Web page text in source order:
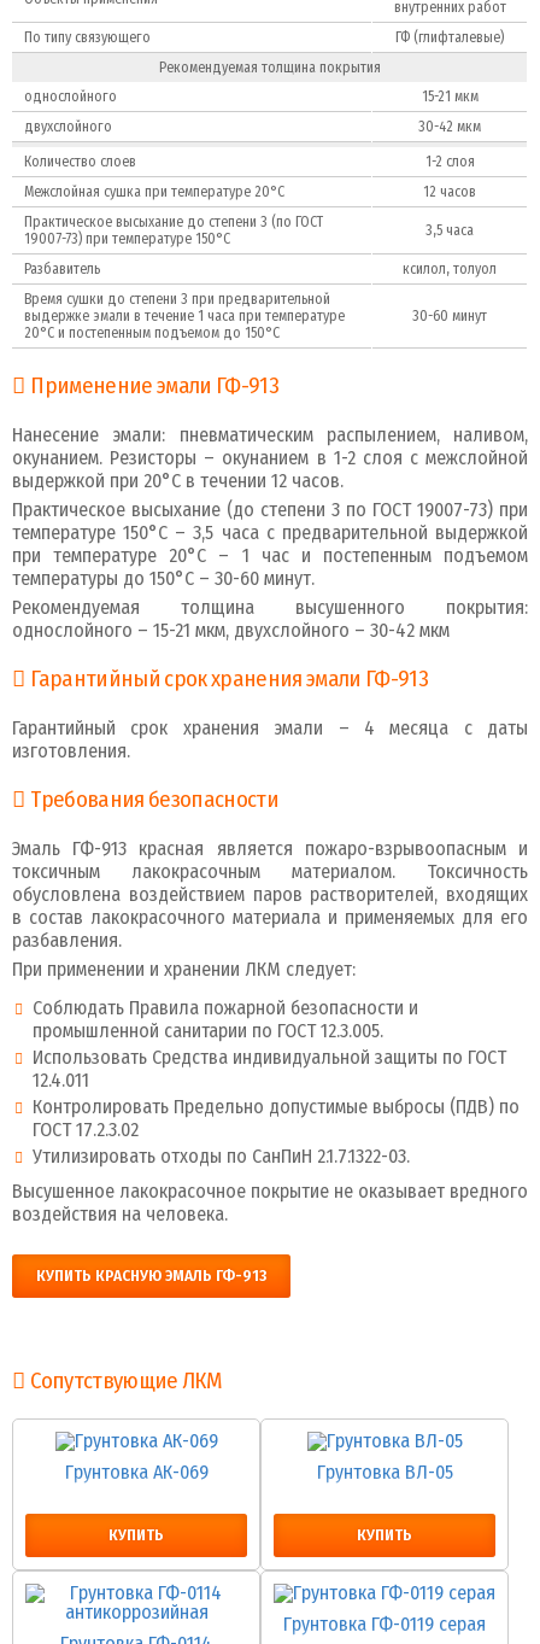
внутренних работ
По типу связующего
ГФ (глифталевые)
Рекомендуемая толщина покрытия
однослойного
15-21 мкм
двухслойного
30-42 мкм
Количество слоев
1-2 слоя
Межслойная сушка при температуре 20°С
12 часов
Практическое высыхание до степени 3 (по ГОСТ
19007-73) при температуре 150°С
3,5 часа
Разбавитель
ксилол, толуол
Время сушки до степени 3 при предварительной
выдержке эмали в течение 1 часа при температуре
20°С и постепенным подъемом до 150°С
30-60 минут
Применение эмали ГФ-913
Нанесение эмали: пневматическим распылением, наливом,
окунанием. Резисторы – окунанием в 1-2 слоя с межслойной
выдержкой при 20°С в течении 12 часов.
Практическое высыхание (до степени 3 по ГОСТ 19007-73) при
температуре 150°С – 3,5 часа с предварительной выдержкой
при температуре 20°С – 1 час и постепенным подъемом
температуры до 150°С – 30-60 минут.
Рекомендуемая толщина высушенного покрытия:
однослойного – 15-21 мкм, двухслойного – 30-42 мкм
Гарантийный срок хранения эмали ГФ-913
Гарантийный срок хранения эмали – 4 месяца с даты
изготовления.
Требования безопасности
Эмаль ГФ-913 красная является пожаро-взрывоопасным и
токсичным лакокрасочным материалом. Токсичность
обусловлена воздействием паров растворителей, входящих
в состав лакокрасочного материала и применяемых для его
разбавления.
При применении и хранении ЛКМ следует:
Соблюдать Правила пожарной безопасности и
промышленной санитарии по ГОСТ 12.3.005.
Использовать Средства индивидуальной защиты по ГОСТ
12.4.011
Контролировать Предельно допустимые выбросы (ПДВ) по
ГОСТ 17.2.3.02
Утилизировать отходы по СанПиН 2.1.7.1322-03.
Высушенное лакокрасочное покрытие не оказывает вредного
воздействия на человека.
КУПИТЬ КРАСНУЮ ЭМАЛЬ ГФ-913
Сопутствующие ЛКМ
Грунтовка АК-069
КУПИТЬ
Грунтовка ВЛ-05
КУПИТЬ
Грунтовка ГФ-0119 серая